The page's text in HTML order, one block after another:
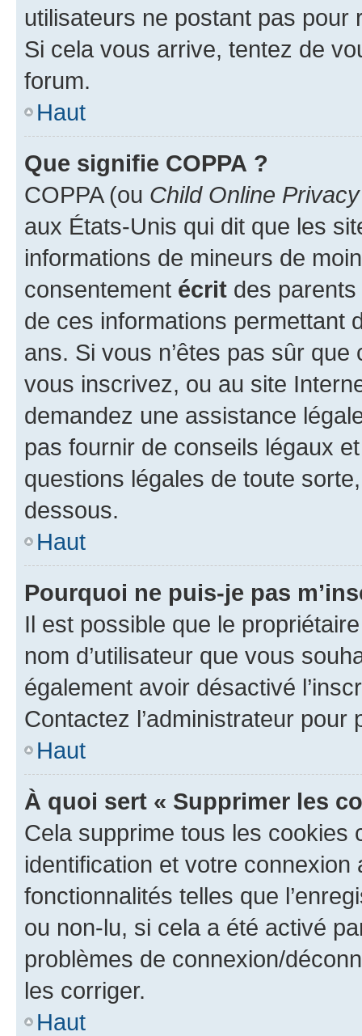
utilisateurs ne postant pas pour
Si cela vous arrive, tentez de
forum.
Haut
Que signifie COPPA ?
COPPA (ou Child Online
aux États-Unis qui dit que les
informations de mineurs de
consentement écrit des parents
de ces informations permettant
ans. Si vous n’êtes pas sûr
vous inscrivez, ou au site
demandez une assistance
pas fournir de conseils légaux
questions légales de toute
dessous.
Haut
Pourquoi ne puis-je pas
Il est possible que le
nom d’utilisateur que vous
également avoir désactivé
Contactez l’administrateur
Haut
À quoi sert « Supprimer les
Cela supprime tous les cookies
identification et votre
fonctionnalités telles que
ou non-lu, si cela a été activé
problèmes de connexion/
les corriger.
Haut